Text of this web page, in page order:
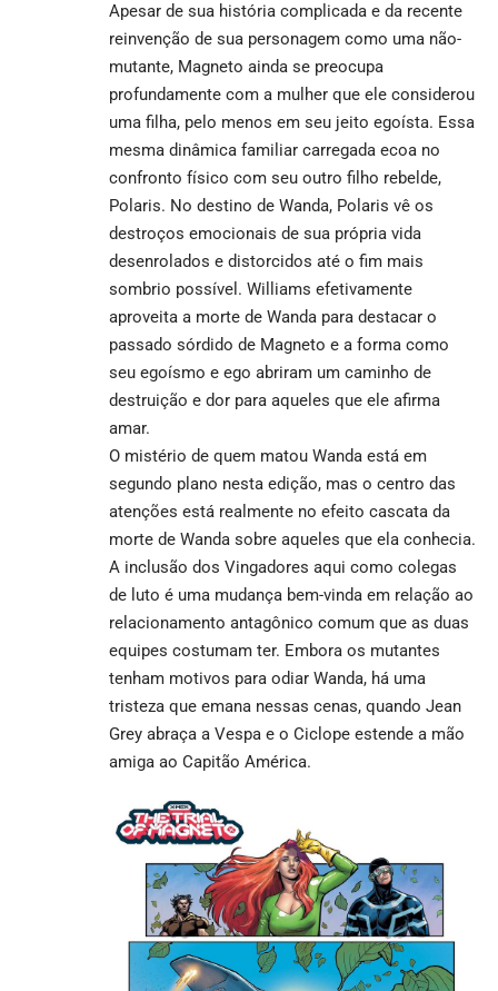
Apesar de sua história complicada e da recente
reinvenção de sua personagem como uma não-
mutante, Magneto ainda se preocupa
profundamente com a mulher que ele considerou
uma filha, pelo menos em seu jeito egoísta. Essa
mesma dinâmica familiar carregada ecoa no
confronto físico com seu outro filho rebelde,
Polaris. No destino de Wanda, Polaris vê os
destroços emocionais de sua própria vida
desenrolados e distorcidos até o fim mais
sombrio possível. Williams efetivamente
aproveita a morte de Wanda para destacar o
passado sórdido de Magneto e a forma como
seu egoísmo e ego abriram um caminho de
destruição e dor para aqueles que ele afirma
amar.
O mistério de quem matou Wanda está em
segundo plano nesta edição, mas o centro das
atenções está realmente no efeito cascata da
morte de Wanda sobre aqueles que ela conhecia.
A inclusão dos Vingadores aqui como colegas
de luto é uma mudança bem-vinda em relação ao
relacionamento antagônico comum que as duas
equipes costumam ter. Embora os mutantes
tenham motivos para odiar Wanda, há uma
tristeza que emana nessas cenas, quando Jean
Grey abraça a Vespa e o Ciclope estende a mão
amiga ao Capitão América.